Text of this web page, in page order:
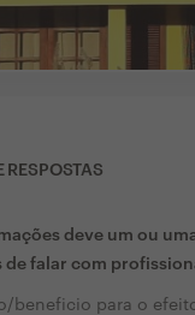
RESPOSTAS
deve um ou
de falar com
beneficio para o